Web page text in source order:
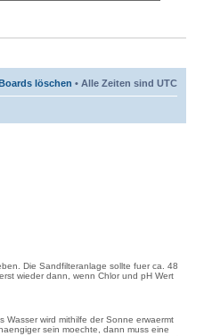
löschen • Alle Zeiten sind UTC
Die Sandfilteranlage sollte fuer ca. 48
wieder dann, wenn Chlor und pH Wert
wird mithilfe der Sonne erwaermt
sein moechte, dann muss eine